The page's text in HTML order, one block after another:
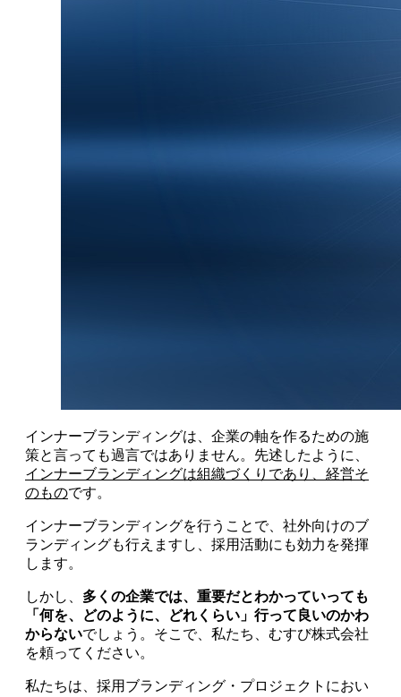
インナーブランディングは、企業の軸を作るための施
策と言っても過言ではありません。先述したように、
インナーブランディングは組織づくりであり、経営そ
のものです。
インナーブランディングを行うことで、社外向けのブ
ランディングも行えますし、採用活動にも効力を発揮
します。
しかし、 多くの企業では、重要だとわかっていっても
「何を、どのように、どれくらい」行って良いのかわ
からないでしょう。そこで、私たち、むすび株式会社
を頼ってください。
私たちは、採用ブランディング・プロジェクトにおい